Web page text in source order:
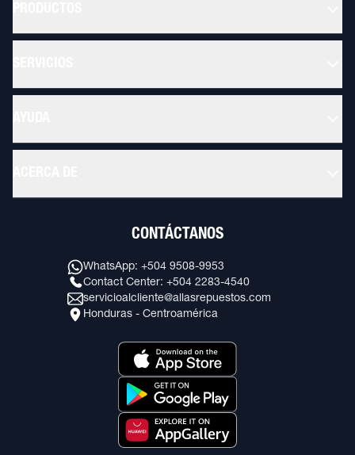
CONTÁCTANOS
WhatsApp: +504 9508-9953
Contact Center: +504 2283-4540
servicioalcliente@allasrepuestos.com
Honduras - Centroamérica